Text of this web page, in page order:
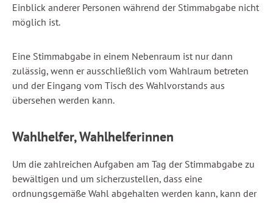
Einblick anderer Personen während der Stimmabgabe nicht
möglich ist.
Eine Stimmabgabe in einem Nebenraum ist nur dann
zulässig, wenn er ausschließlich vom Wahlraum betreten
und der Eingang vom Tisch des Wahlvorstands aus
übersehen werden kann.
Wahlhelfer, Wahlhelferinnen
Um die zahlreichen Aufgaben am Tag der Stimmabgabe zu
bewältigen und um sicherzustellen, dass eine
ordnungsgemäße Wahl abgehalten werden kann, kann der